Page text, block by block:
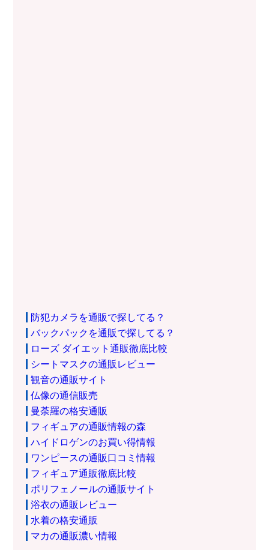
防犯カメラを通販で探してる？
バックパックを通販で探してる？
ローズ ダイエット通販徹底比較
シートマスクの通販レビュー
観音の通販サイト
仏像の通信販売
曼荼羅の格安通販
フィギュアの通販情報の森
ハイドロゲンのお買い得情報
ワンピースの通販口コミ情報
フィギュア通販徹底比較
ポリフェノールの通販サイト
浴衣の通販レビュー
水着の格安通販
マカの通販濃い情報